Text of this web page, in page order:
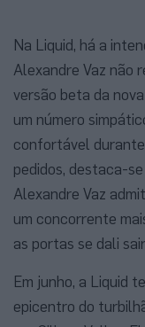
Na Liquid, há a
Alexandre Vaz não
versão beta da
um número
confortável
pedidos, destaca-
Alexandre Vaz
um concorrente
as portas se dali
Em junho, a Liquid
epicentro do